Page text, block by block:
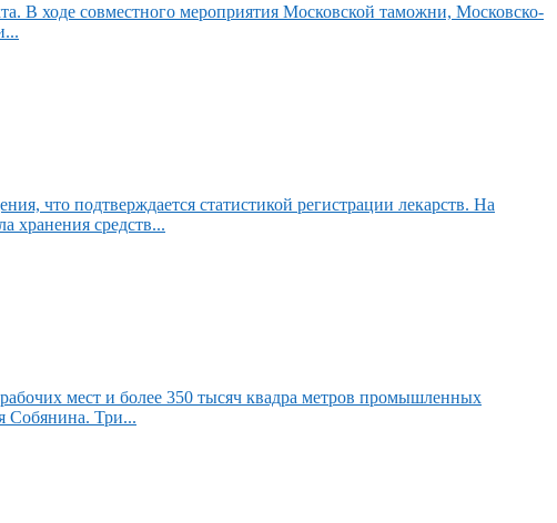
В ходе совместного мероприятия Московской таможни, Московско-
что подтверждается статистикой регистрации лекарств. На
хранения средств...
мест и более 350 тысяч квадра метров промышленных
Собянина. Три...